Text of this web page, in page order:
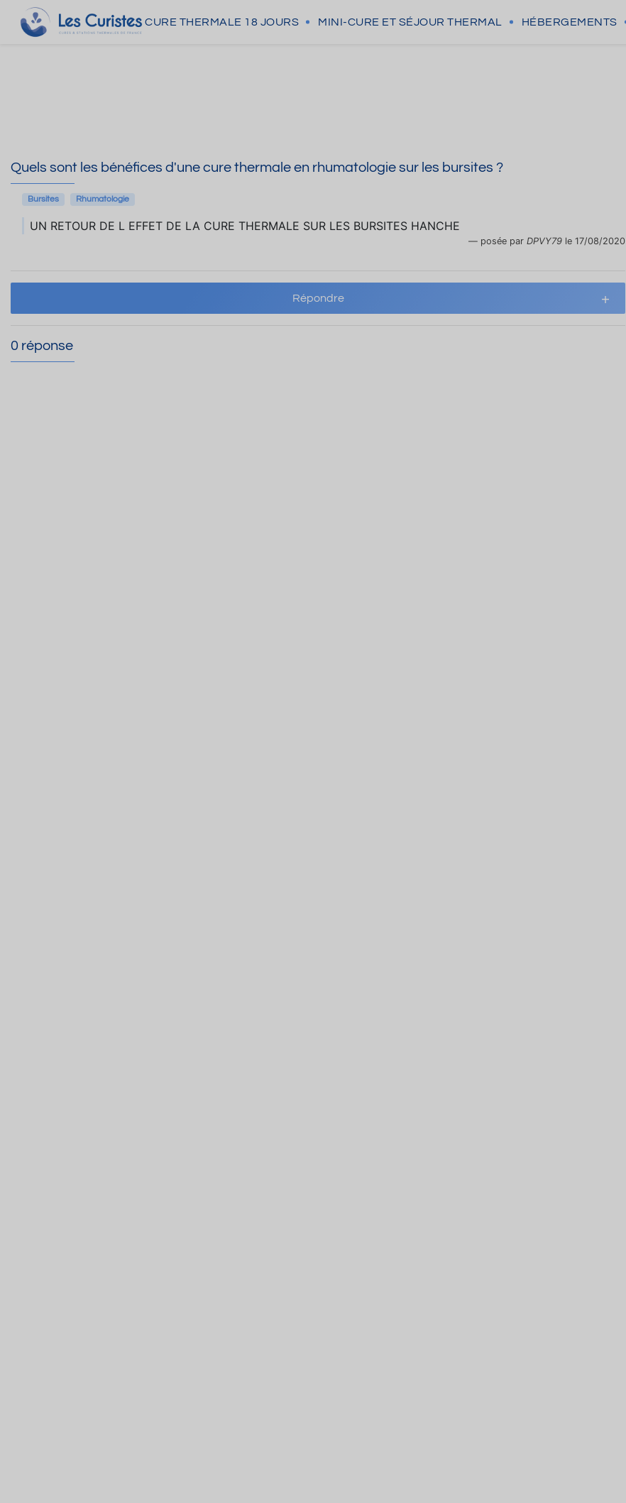
CURE THERMALE 18 JOURS MINI-CURE ET SÉJOUR THERMAL HÉBERGEMENTS
Quels sont les bénéfices d'une cure thermale en rhumatologie sur les bursites ?
Bursites Rhumatologie
UN RETOUR DE L EFFET DE LA CURE THERMALE SUR LES BURSITES HANCHE
posée par DPVY79 le 17/08/2020
Répondre
0 réponse